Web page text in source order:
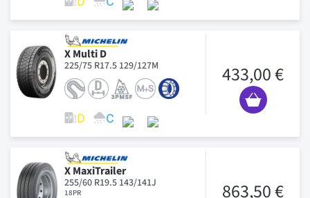
X Multi D
225/75 R17.5 129/127M 433,00 €
X MaxiTrailer
255/60 R19.5 143/141J
18PR 863,50 €